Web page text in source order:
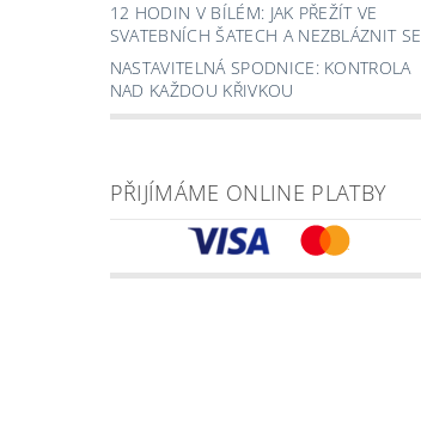
12 HODIN V BÍLÉM: JAK PŘEŽÍT VE
SVATEBNÍCH ŠATECH A NEZBLÁZNIT SE
NASTAVITELNÁ SPODNICE: KONTROLA
NAD KAŽDOU KŘIVKOU
PŘIJÍMÁME ONLINE PLATBY